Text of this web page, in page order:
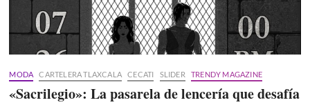
MODA CARTELERA TLAXCALA CECATI SLIDER TRENDY MAGAZINE
«Sacrilegio»: La pasarela de lencería que desafía